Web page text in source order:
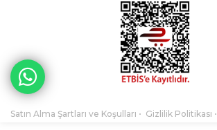
Satın Alma Şartları ve Koşulları Gizlilik Politikası